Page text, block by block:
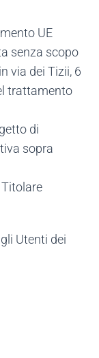
UE
senza scopo
via dei Tizii, 6
trattamento
di
sopra
Utenti dei